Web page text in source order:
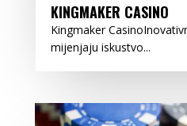
KINGMAKER CASINO
Kingmaker
mijenjaju iskustvo...